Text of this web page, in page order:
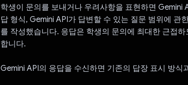
학생이 문의를 보내거나 우려사항을 표현하면 Gemini
답 형식, Gemini API가 답변할 수 있는 질문 범위에 관
를 작성했습니다. 응답은 학생의 문의에 최대한 근접
합니다.
Gemini API의 응답을 수신하면 기존의 답장 표시 방식